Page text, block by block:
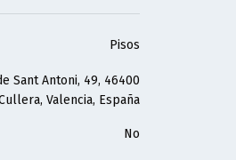
Pisos
Sant Antoni, 49, 46400
Valencia, España
No